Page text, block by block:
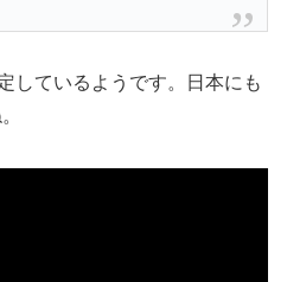
しているようです。日本にも